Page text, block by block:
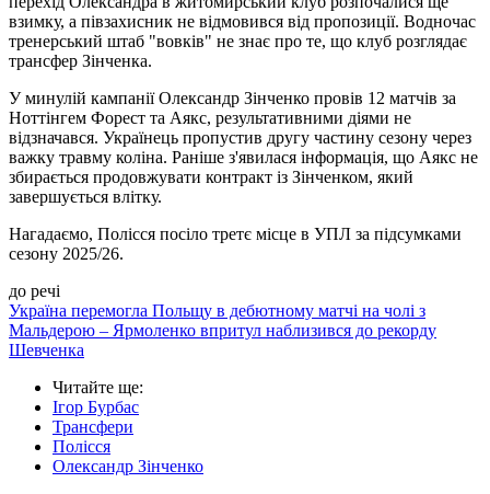
взимку, а півзахисник не відмовився від пропозиції. Водночас
тренерський штаб "вовків" не знає про те, що клуб розглядає
трансфер Зінченка.
У минулій кампанії Олександр Зінченко провів 12 матчів за
Ноттінгем Форест та Аякс, результативними діями не
відзначався. Українець пропустив другу частину сезону через
важку травму коліна. Раніше з'явилася інформація, що Аякс не
збирається продовжувати контракт із Зінченком, який
завершується влітку.
Нагадаємо, Полісся посіло третє місце в УПЛ за підсумками
сезону 2025/26.
до речі
Україна перемогла Польщу в дебютному матчі на чолі з
Мальдерою – Ярмоленко впритул наблизився до рекорду
Шевченка
Читайте ще:
Ігор Бурбас
Трансфери
Полісся
Олександр Зінченко